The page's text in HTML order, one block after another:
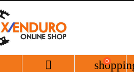
 0